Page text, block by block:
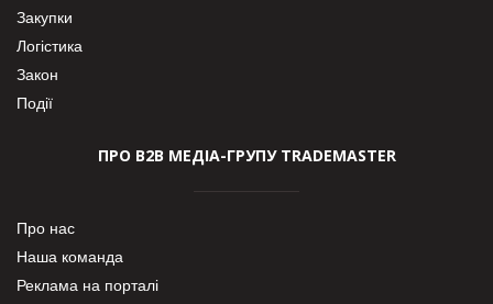
Закупки
Логістика
Закон
Події
ПРО В2В МЕДІА-ГРУПУ TRADEMASTER
Про нас
Наша команда
Реклама на порталі